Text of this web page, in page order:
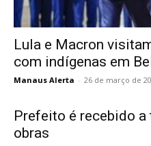
Lula e Macron
com indígenas em
Manaus Alerta - 26 de março de
Prefeito é recebido
obras